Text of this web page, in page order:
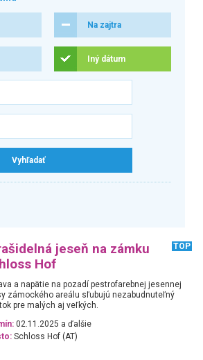
Na zajtra
Iný dátum
jeseň na zámku
Hof
TOP
a napätie na pozadí pestrofarebnej jesennej
zámockého areálu sľubujú nezabudnuteľný
pre malých aj veľkých.
02.11.2025 a ďalšie
Schloss Hof (AT)